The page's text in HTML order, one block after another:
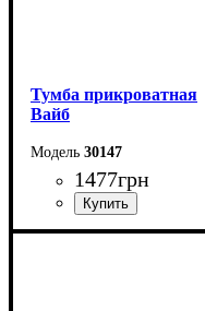
Тумба прикроватная
Вайб
30147
1477грн